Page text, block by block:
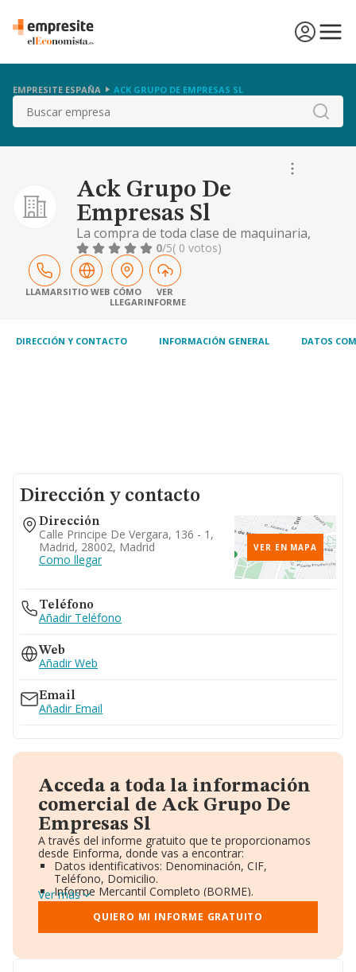
EMPRESITE ESPAÑA ACK GRUPO DE EMPRESAS SL
Buscar
Ack Grupo De
Empresas Sl
La compra de toda clase de maquinaria,
accesorios y productos de fotografia, asi
como procesado, revelado de material
fotografico y reportajes fotograficos.
comprar enajenar, arrendar bienes
inmuebles.
0/5( 0 votos)
LLAMARSITIO WEB CÓMO
LLEGAR
VER
INFORME
DIRECCIÓN Y CONTACTO INFORMACIÓN GENERAL DATOS
Dirección y contacto
Dirección
Calle Principe De Vergara, 136 - 1,
Madrid, 28002, Madrid
Como llegar
VER EN MAPA
Teléfono
Añadir Teléfono
Web
Añadir Web
Email
Añadir Email
Acceda a toda la información
comercial de Ack Grupo De
Empresas Sl
A través del informe gratuito que te proporcionamos
desde Einforma, donde vas a encontrar:
Datos identificativos: Denominación, CIF,
Teléfono, Domicilio.
Informe Mercantil Completo (BORME).
Gráficos de Evolución Ventas y Empleados.
Consejo de Administración y Administradores.
Directivos y Ejecutivos.
Ver más
QUIERO MI INFORME GRATUITO